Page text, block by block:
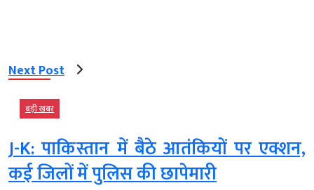
Next Post
बड़ी खबर
J-K: पाकिस्तान में बैठे आतंकियों पर एक्शन,
कई जिलों में पुलिस की छापेमारी